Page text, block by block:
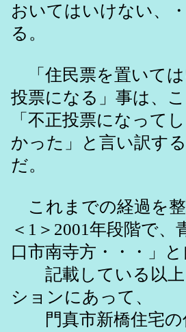
おいてはいけない、
る。
「住民票を置いて
投票になる」事は、
「不正投票になって
かった」と言い訳す
だ。
これまでの経過を整
＜1＞2001年段階で
口市南寺方・・・」と
記載している以上
ションにあって、
門真市新橋住宅の